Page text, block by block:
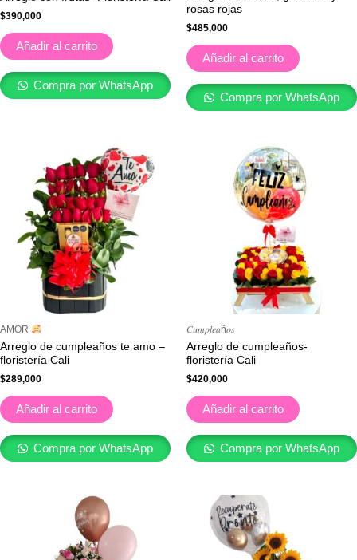
$390,000
Añadir al carrito
Compra por WhatsApp
rosas rojas
$485,000
Añadir al carrito
Compra por WhatsApp
AMOR
Arreglo de cumpleaños te amo –
floristería Cali
$289,000
Añadir al carrito
Compra por WhatsApp
𝐶𝑢𝑚𝑝𝑙𝑒𝑎ñ𝑜𝑠
Arreglo de cumpleaños-
floristería Cali
$420,000
Añadir al carrito
Compra por WhatsApp